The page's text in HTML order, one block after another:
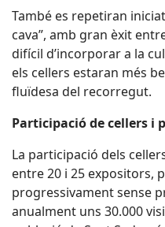
També es repetiran
cava”, amb gran èxit
difícil d’incorporar a la
els cellers estaran més
fluïdesa del recorregut.
Participació de cellers i
La participació dels
entre 20 i 25 expositors,
progressivament sense
anualment uns 30.000